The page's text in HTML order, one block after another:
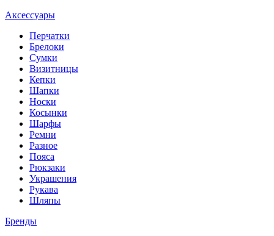
Аксессуары
Перчатки
Брелоки
Сумки
Визитницы
Кепки
Шапки
Носки
Косынки
Шарфы
Ремни
Разное
Пояса
Рюкзаки
Украшения
Рукава
Шляпы
Бренды